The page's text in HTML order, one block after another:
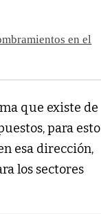
en el
que existe de
para esto
esa dirección,
los sectores